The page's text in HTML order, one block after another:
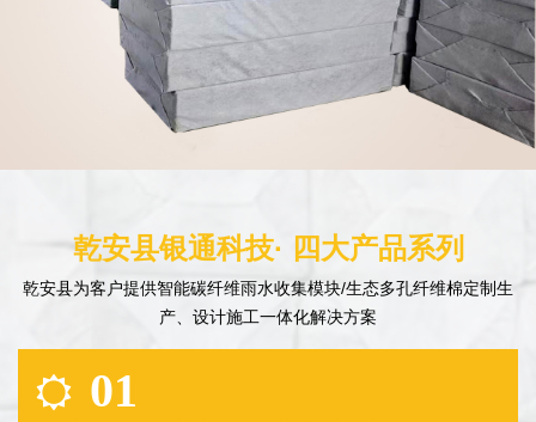
乾安县银通科技· 四大产品系列
乾安县为客户提供智能碳纤维雨水收集模块/生态多孔纤维棉定制生
产、设计施工一体化解决方案
01